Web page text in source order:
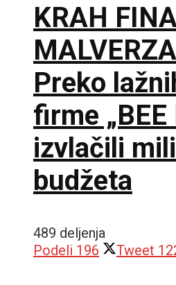
KRAH
Preko
firme „BEE
izvlačili
budžeta
489 deljenja
Podeli 196 Tweet